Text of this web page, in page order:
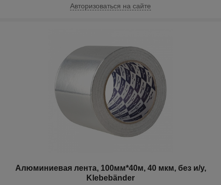
Авторизоваться на сайте
Алюминиевая лента, 100мм*40м, 40 мкм, без и/у,
Klebebänder